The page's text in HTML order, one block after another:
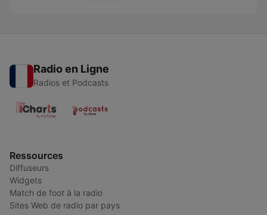
Radio en Ligne
Radios et Podcasts
Ressources
Diffuseurs
Widgets
Match de foot à la radio
Sites Web de radio par pays